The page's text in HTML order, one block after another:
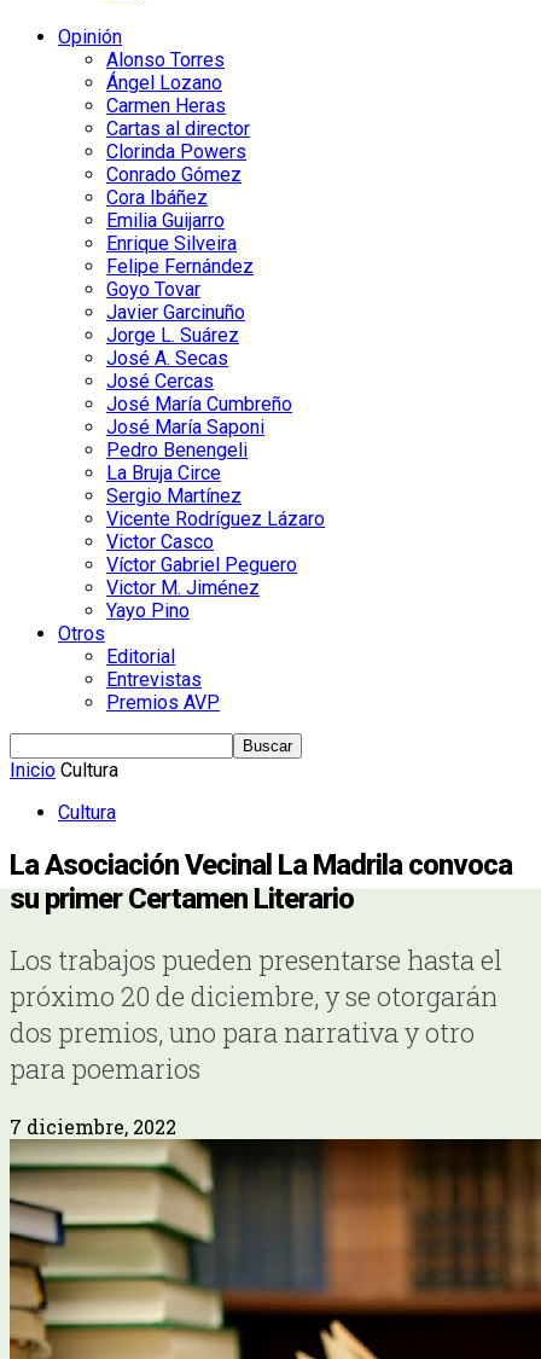
Opinión
Alonso Torres
Ángel Lozano
Carmen Heras
Cartas al director
Clorinda Powers
Conrado Gómez
Cora Ibáñez
Emilia Guijarro
Enrique Silveira
Felipe Fernández
Goyo Tovar
Javier Garcinuño
Jorge L. Suárez
José A. Secas
José Cercas
José María Cumbreño
José María Saponi
Pedro Benengeli
La Bruja Circe
Sergio Martínez
Vicente Rodríguez Lázaro
Victor Casco
Víctor Gabriel Peguero
Victor M. Jiménez
Yayo Pino
Otros
Editorial
Entrevistas
Premios AVP
Inicio Cultura
Cultura
La Asociación Vecinal La Madrila convoca
su primer Certamen Literario
Los trabajos pueden presentarse hasta el
próximo 20 de diciembre, y se otorgarán
dos premios, uno para narrativa y otro
para poemarios
7 diciembre, 2022